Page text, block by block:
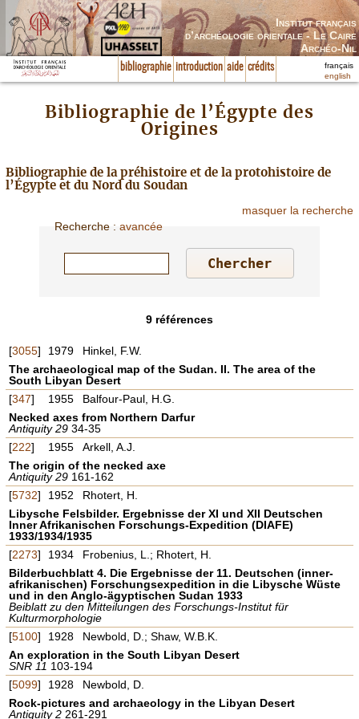
Institut français
d’archéologie orientale - Le Caire
Archéo-Nil
bibliographie introduction aide crédits
français
english
Bibliographie de l’Égypte des
Origines
Bibliographie de la préhistoire et de la protohistoire de
l’Égypte et du Nord du Soudan
masquer la recherche
Recherche :avancée
9 références
[3055] 1979
Hinkel, F.W.
The archaeological map of the Sudan. II. The area of the
South Libyan Desert
[347] 1955
Balfour-Paul, H.G.
Necked axes from Northern Darfur
Antiquity 29 34-35
[222] 1955
Arkell, A.J.
The origin of the necked axe
Antiquity 29 161-162
[5732] 1952
Rhotert, H.
Libysche Felsbilder. Ergebnisse der XI und XII Deutschen
Inner Afrikanischen Forschungs-Expedition (DIAFE)
1933/1934/1935
[2273] 1934
Frobenius, L.; Rhotert, H.
Bilderbuchblatt 4. Die Ergebnisse der 11. Deutschen (inner-
afrikanischen) Forschungsexpedition in die Libysche Wüste
und in den Anglo-ägyptischen Sudan 1933
Beiblatt zu den Mitteilungen des Forschungs-Institut für
Kulturmorphologie
[5100] 1928
Newbold, D.; Shaw, W.B.K.
An exploration in the South Libyan Desert
SNR 11 103-194
[5099] 1928
Newbold, D.
Rock-pictures and archaeology in the Libyan Desert
Antiquity 2 261-291